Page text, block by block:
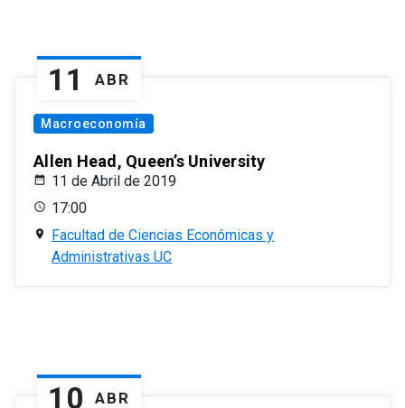
11 ABR
Macroeconomía
Allen Head, Queen’s University
11 de Abril de 2019
17:00
Facultad de Ciencias Económicas y
Administrativas UC
10 ABR